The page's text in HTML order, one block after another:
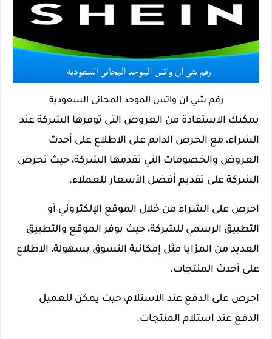
رقم شي ان واتس الموحد المجانى السعودية
يمكنك الاستفادة من العروض التى توفرها الشركة عند
الشراء، مع الحرص الدائم على الاطلاع على أحدث
العروض والخصومات التي تقدمها الشركة، حيث تحرص
الشركة على تقديم أفضل الأسعار للعملاء.
احرص على الشراء من خلال الموقع الإلكتروني أو
التطبيق الرسمي للشركة، حيث يوفر الموقع والتطبيق
العديد من المزايا مثل إمكانية التسوق بسهولة، الاطلاع
على أحدث المنتجات.
احرص على الدفع عند الاستلام، حيث يمكن للعميل
الدفع عند استلام المنتجات.